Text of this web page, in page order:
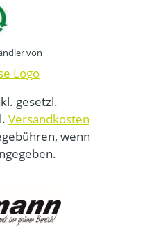
von
gesetzl.
Versandkosten
wenn